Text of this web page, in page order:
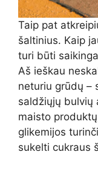
Taip pat
šaltinius. Kaip
turi būti
Aš ieškau
neturiu grūdų –
saldžiųjų bulvių
maisto
glikemijos
sukelti cukraus